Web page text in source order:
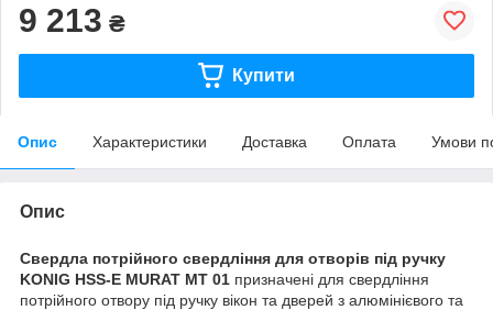
9 213 ₴
Купити
Опис Характеристики Доставка Оплата Умови
Опис
Свердла потрійного свердління для отворів під ручку
KONIG HSS-E MURAT MT 01 призначені для свердління
потрійного отвору під ручку вікон та дверей з алюмінієвого та